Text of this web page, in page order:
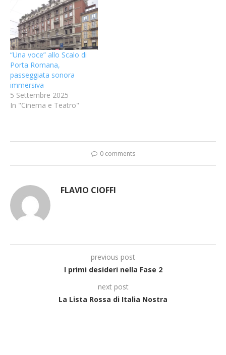
“Una voce” allo Scalo di
Porta Romana,
passeggiata sonora
immersiva
5 Settembre 2025
In "Cinema e Teatro"
0 comments
FLAVIO CIOFFI
previous post
I primi desideri nella Fase 2
next post
La Lista Rossa di Italia Nostra